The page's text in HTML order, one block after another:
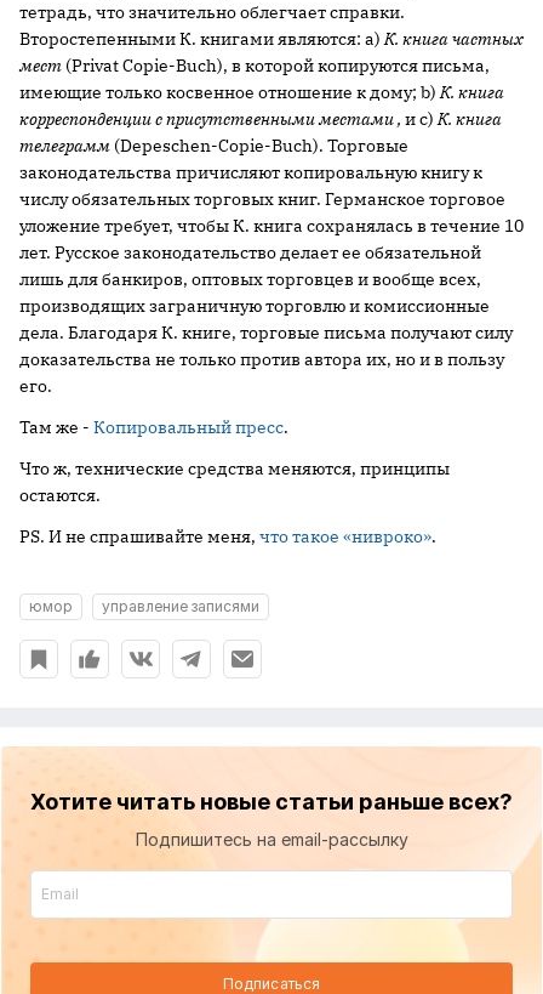
тетрадь, что значительно облегчает справки.
Второстепенными К. книгами являются: а)К. книга частных
мест (Privat Copie-Buch), в которой копируются письма,
имеющие только косвенное отношение к дому; b)К. книга
корреспонденции с присутственными местами, и с)К. книга
телеграмм (Depeschen-Copie-Buch). Торговые
законодательства причисляют копировальную книгу к
числу обязательных торговых книг. Германское торговое
уложение требует, чтобы К. книга сохранялась в течение 10
лет. Русское законодательство делает ее обязательной
лишь для банкиров, оптовых торговцев и вообще всех,
производящих заграничную торговлю и комиссионные
дела. Благодаря К. книге, торговые письма получают силу
доказательства не только против автора их, но и в пользу
его.
Там же - Копировальный пресс.
Что ж, технические средства меняются, принципы
остаются.
PS. И не спрашивайте меня, что такое «нивроко».
юмор управление записями
Хотите читать новые статьи раньше всех?
Подпишитесь на email-рассылку
Подписаться